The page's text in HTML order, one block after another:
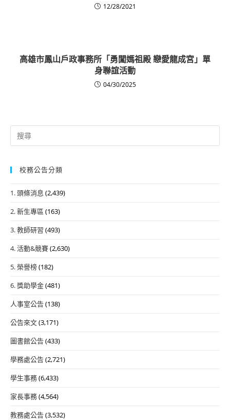
12/28/2021
高雄市鳳山戶政事務所「勇闖媽祖殿 戀愛龍成宮」單
身聯誼活動
04/30/2025
Search
for:
校務公告分類
1. 頭條消息 (2,439)
2. 新生專區 (163)
3. 教師研習 (493)
4. 活動&競賽(2,630)
5. 榮譽榜(182)
6. 獎助學金(481)
人事室公告(138)
公告來文(3,171)
圖書館公告(433)
學務處公告(2,721)
學生事務(6,433)
家長事務(4,564)
教務處公告(3,532)